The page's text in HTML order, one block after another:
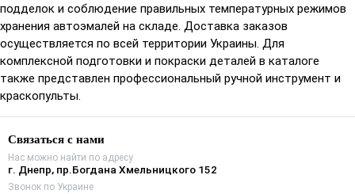
подделок и соблюдение правильных температурных режимов
хранения автоэмалей на складе. Доставка заказов
осуществляется по всей территории Украины. Для
комплексной подготовки и покраски деталей в каталоге
также представлен профессиональный ручной инструмент и
краскопульты.
Связаться с нами
Нас можно найти по адресу
г. Днепр, пр.Богдана Хмельницкого 152
Звонок по Украине